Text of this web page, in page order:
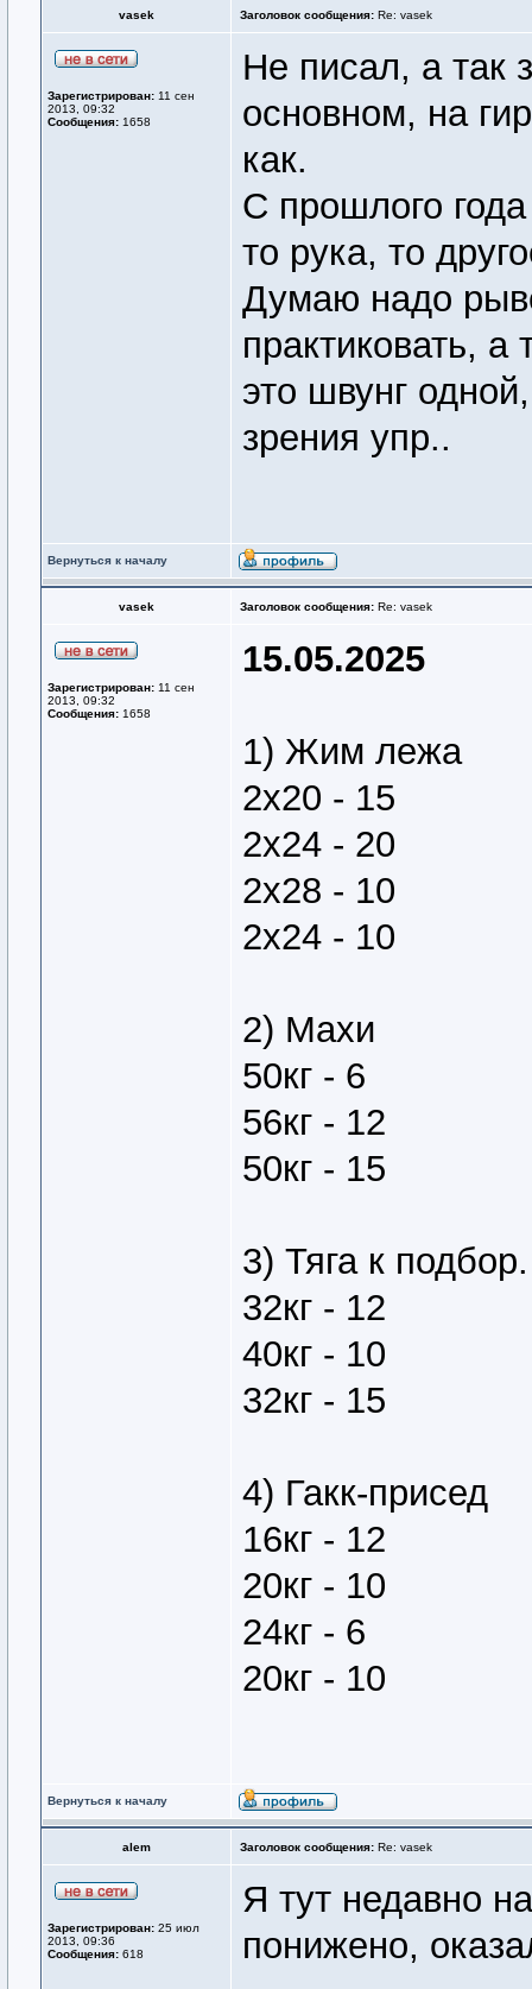
vasek Заголовок сообщения: Re: vasek
Зарегистрирован: 11 сен
2013, 09:32
Сообщения: 1658
Не писал, а так
основном, на
как.
С прошлого
то рука, то
Думаю надо
практиковать, а
это швунг
зрения упр..
Вернуться к началу
vasek Заголовок сообщения: Re: vasek
Зарегистрирован: 11 сен
2013, 09:32
Сообщения: 1658
15.05.2025
1) Жим лежа
2х20 - 15
2х24 - 20
2х28 - 10
2х24 - 10
2) Махи
50кг - 6
56кг - 12
50кг - 15
3) Тяга к подбор.
32кг - 12
40кг - 10
32кг - 15
4) Гакк-присед
16кг - 12
20кг - 10
24кг - 6
20кг - 10
Вернуться к началу
alem Заголовок сообщения: Re: vasek
Зарегистрирован: 25 июл
2013, 09:36
Сообщения: 618
Я тут недавно
понижено,